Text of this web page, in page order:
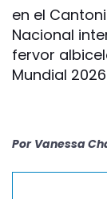
en el
Nacional
fervor
Mundial
Por Vanessa